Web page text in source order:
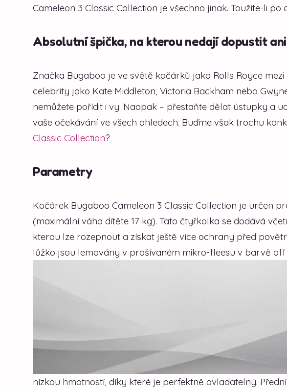
Cameleon 3 Classic Collection je všechno jinak. Toužíte-li
Absolutní špička, na kterou nedají dopustit
Značka Bugaboo je ve světě kočárků jako Rolls Royce
celebrity jako Kate Middleton, Victoria Backham nebo
nemůžete pořídit i vy. Naopak – přestaňte dělat ústupky a
vaše očekávání ve všech ohledech. Buďme však trochu
Classic Collection?
Parametry
Kočárek Bugaboo Cameleon 3 Classic Collection je určen
(maximální váha dítěte 17 kg). Tato čtyřkolka se dodává
kterou lze rozepnout a získat ještě více ochrany před
lůžko jsou lemovány v prošívaném mikro-fleesu v barvě off
nízkou hmotností, díky které je perfektně ovladatelný.